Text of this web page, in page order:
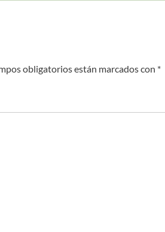
obligatorios están marcados con *